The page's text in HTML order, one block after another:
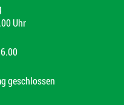
Uhr
geschlossen